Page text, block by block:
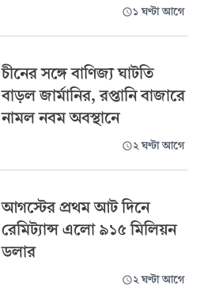
১ ঘণ্টা আগে
চীনের সঙ্গে বাণিজ্য ঘাটতি
বাড়ল জার্মানির, রপ্তানি বাজারে
নামল নবম অবস্থানে
২ ঘণ্টা আগে
আগস্টের প্রথম আট দিনে
রেমিট্যান্স এলো ৯১৫ মিলিয়ন
ডলার
২ ঘণ্টা আগে